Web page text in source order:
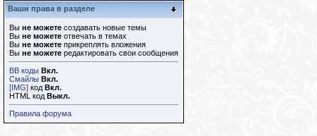
Ваши права в разделе
Вы не можете создавать новые темы
Вы не можете отвечать в темах
Вы не можете прикреплять вложения
Вы не можете редактировать свои сообщения
BB коды Вкл.
Смайлы Вкл.
[IMG] код Вкл.
HTML код Выкл.
Правила форума